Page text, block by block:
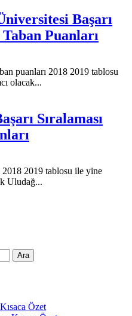
Başarı
Taban Puanları
puanları 2018 2019 tablosu
olacak...
Sıralaması
2019 tablosu ile yine
Uludağ...
Özet